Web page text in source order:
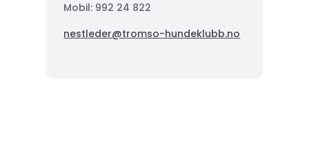
Mobil: 992 24 822
nestleder@tromso-hundeklubb.no